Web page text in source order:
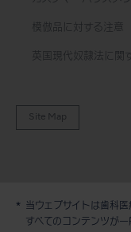
模倣品に対する注意
英国現代奴隷法に関
Site Map
当ウェブサイトは歯科医
すべてのコンテンツが